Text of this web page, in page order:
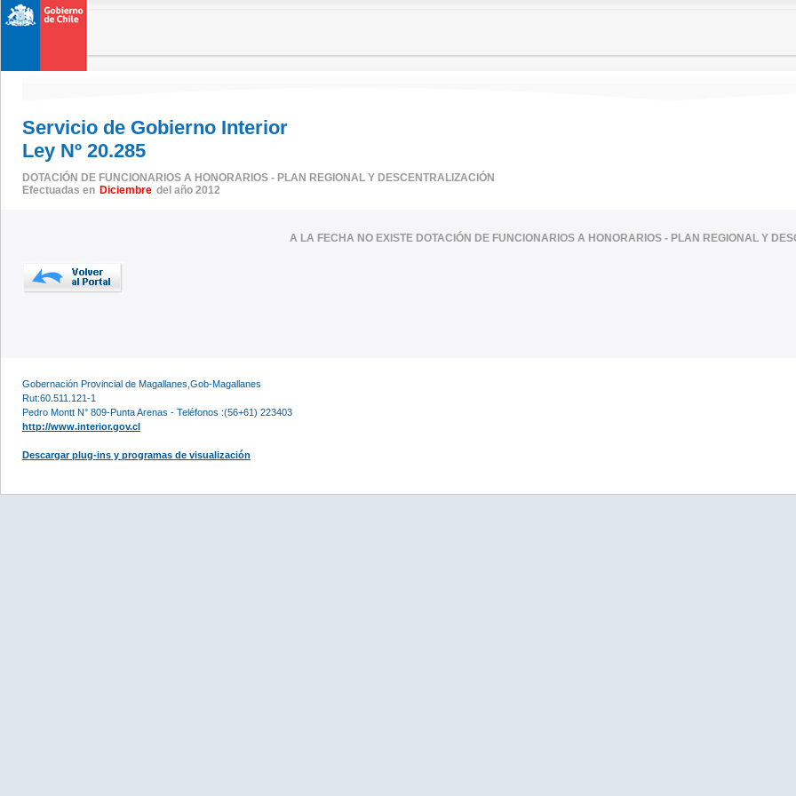
Servicio de Gobierno Interior
Ley Nº 20.285
DOTACIÓN DE FUNCIONARIOS A HONORARIOS - PLAN REGIONAL Y DESCENTRALIZACIÓN
Efectuadas en Diciembre del año 2012
A LA FECHA NO EXISTE DOTACIÓN DE FUNCIONARIOS A HONORARIOS - PLAN REGIONAL Y
Gobernación Provincial de Magallanes,Gob-Magallanes
Rut:60.511.121-1
Pedro Montt N° 809-Punta Arenas - Teléfonos :(56+61) 223403
http://www.interior.gov.cl
Descargar plug-ins y programas de visualización